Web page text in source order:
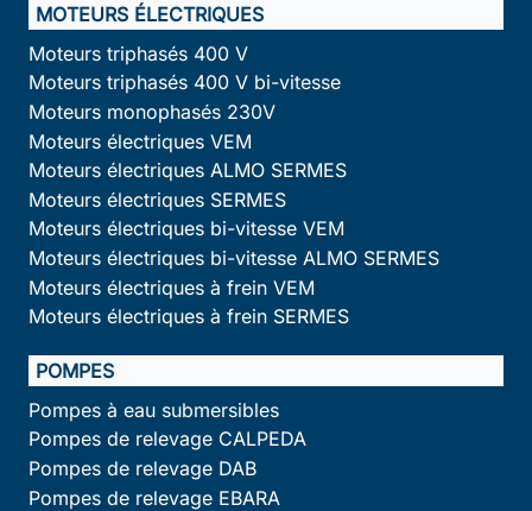
MOTEURS ÉLECTRIQUES
Moteurs triphasés 400 V
Moteurs triphasés 400 V bi-vitesse
Moteurs monophasés 230V
Moteurs électriques VEM
Moteurs électriques ALMO SERMES
Moteurs électriques SERMES
Moteurs électriques bi-vitesse VEM
Moteurs électriques bi-vitesse ALMO SERMES
Moteurs électriques à frein VEM
Moteurs électriques à frein SERMES
POMPES
Pompes à eau submersibles
Pompes de relevage CALPEDA
Pompes de relevage DAB
Pompes de relevage EBARA